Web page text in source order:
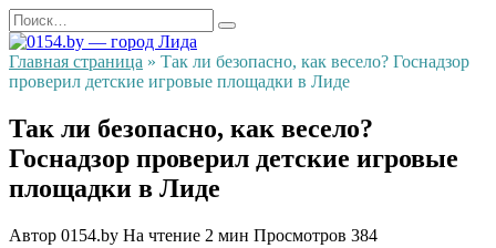
Перейти
к
содержанию
Search
for:
Главная страница » Так ли безопасно, как весело? Госнадзор
проверил детские игровые площадки в Лиде
Так ли безопасно, как весело?
Госнадзор проверил детские игровые
площадки в Лиде
Автор 0154.by На чтение 2 мин Просмотров 384